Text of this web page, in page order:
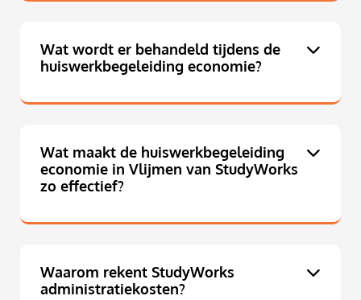
Wat wordt er behandeld tijdens de
huiswerkbegeleiding economie?
Wat maakt de huiswerkbegeleiding
economie in Vlijmen van StudyWorks
zo effectief?
Waarom rekent StudyWorks
administratiekosten?